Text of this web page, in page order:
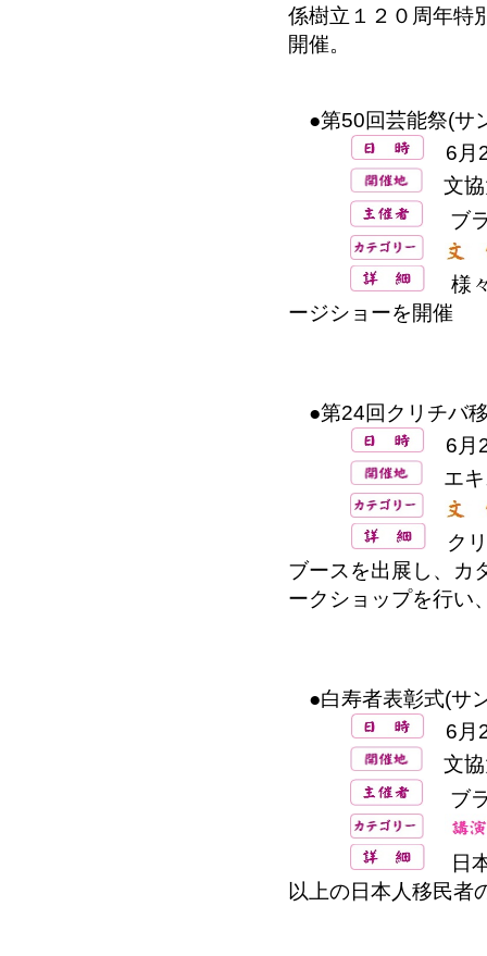
係樹立１２０周年特
開催。
●第50回芸能祭(サ
6月
文協
ブラ
様々
ージショーを開催
●第24回クリチバ
6月
エキ
クリ
ブースを出展し、カ
ークショップを行い
●白寿者表彰式(サ
6月
文協
ブラ
日本
以上の日本人移民者